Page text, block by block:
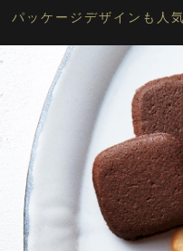
パッケージデザインも人